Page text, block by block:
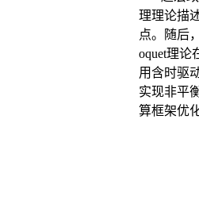
理理论描
点。随后
oquet理论
用含时驱
实现非平
算框架优